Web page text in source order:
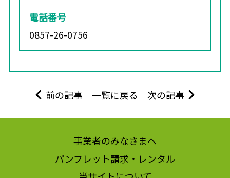
電話番号
0857-26-0756
前の記事 一覧に戻る 次の記事
事業者のみなさまへ
パンフレット請求・レンタル